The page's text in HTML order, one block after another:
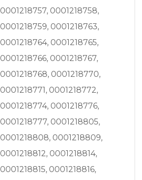
0001218757, 0001218758,
0001218759, 0001218763,
0001218764, 0001218765,
0001218766, 0001218767,
0001218768, 0001218770,
0001218771, 0001218772,
0001218774, 0001218776,
0001218777, 0001218805,
0001218808, 0001218809,
0001218812, 0001218814,
0001218815, 0001218816,